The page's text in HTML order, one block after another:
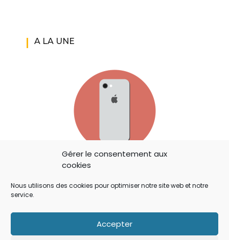
Gérer le consentement aux
cookies
Nous utilisons des cookies pour optimiser notre site web et notre
service.
Accepter
A LA UNE
IOS 14: APPLE A AJOUTÉ UN BOUTON